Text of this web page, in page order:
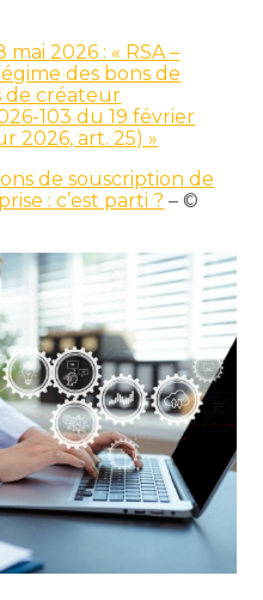
2026 : « RSA –
des bons de
de créateur
103 du 19 février
2026, art. 25) »
de souscription de
: c’est parti ? – ©